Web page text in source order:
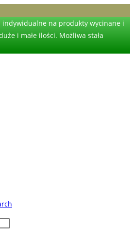
indywidualne na produkty wycinane i
i małe ilości. Możliwa stała